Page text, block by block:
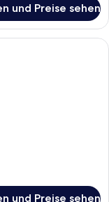
und Preise sehen
Balkon (Ostseerose) |
und Preise sehen